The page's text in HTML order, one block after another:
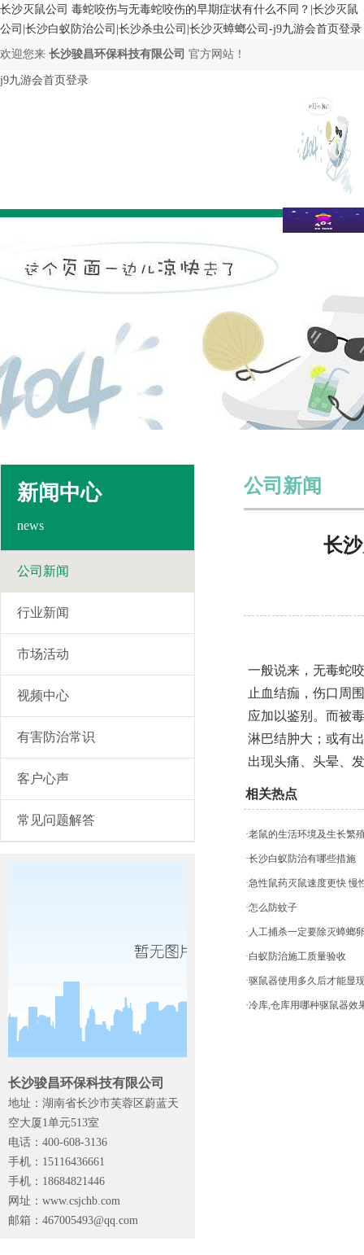
长沙灭鼠公司 毒蛇咬伤与无毒蛇咬伤的早期症状有什么不同？|长沙灭鼠
公司|长沙白蚁防治公司|长沙杀虫公司|长沙灭蟑螂公司-j9九游会首页登录
欢迎您来 长沙骏昌环保科技有限公司 官方网站！
j9九游会首页登录
新闻中心
news
公司新闻
行业新闻
市场活动
视频中心
有害防治常识
客户心声
常见问题解答
长沙骏昌环保科技有限公司
地址：湖南省长沙市芙蓉区蔚蓝天
空大厦1单元513室
电话：400-608-3136
手机：15116436661
手机：18684821446
网址：www.csjchb.com
邮箱： 467005493@qq.com
公司新闻
长
一般说来，无毒蛇
止血结痂，伤口周
应加以鉴别。而被
淋巴结肿大；或有
出现头痛、头晕、
相关热点
·老鼠的生活环境及生长繁
·长沙白蚁防治有哪些措施
·急性鼠药灭鼠速度更快 慢
·怎么防蚊子
·人工捕杀一定要除灭蟑螂
·白蚁防治施工质量验收
·驱鼠器使用多久后才能显
·冷库,仓库用哪种驱鼠器效